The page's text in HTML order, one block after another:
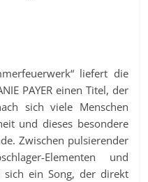
liefert die
PAYER einen Titel, der
sich viele Menschen
und dieses besondere
Zwischen pulsierender
Elementen und
ein Song, der direkt